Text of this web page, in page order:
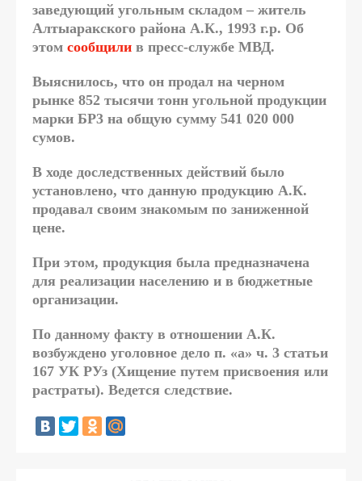
заведующий угольным складом – житель
Алтыаракского района А.К., 1993 г.р. Об
этом сообщили в пресс-службе МВД.
Выяснилось, что он продал на черном
рынке 852 тысячи тонн угольной продукции
марки БР3 на общую сумму 541 020 000
сумов.
В ходе доследственных действий было
установлено, что данную продукцию А.К.
продавал своим знакомым по заниженной
цене.
При этом, продукция была предназначена
для реализации населению и в бюджетные
организации.
По данному факту в отношении А.К.
возбуждено уголовное дело п. «а» ч. 3 статьи
167 УК РУз (Хищение путем присвоения или
растраты). Ведется следствие.